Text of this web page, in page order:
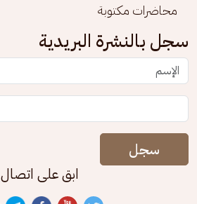
محاضرات مكتوبة
سجل بالنشرة البريدية
سجل
ابق على اتصال